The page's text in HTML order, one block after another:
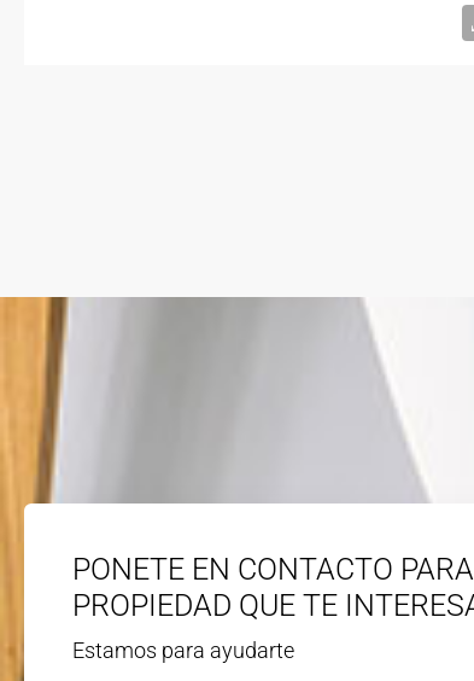
PONETE EN CONTACTO
PROPIEDAD QUE TE
Estamos para ayudarte